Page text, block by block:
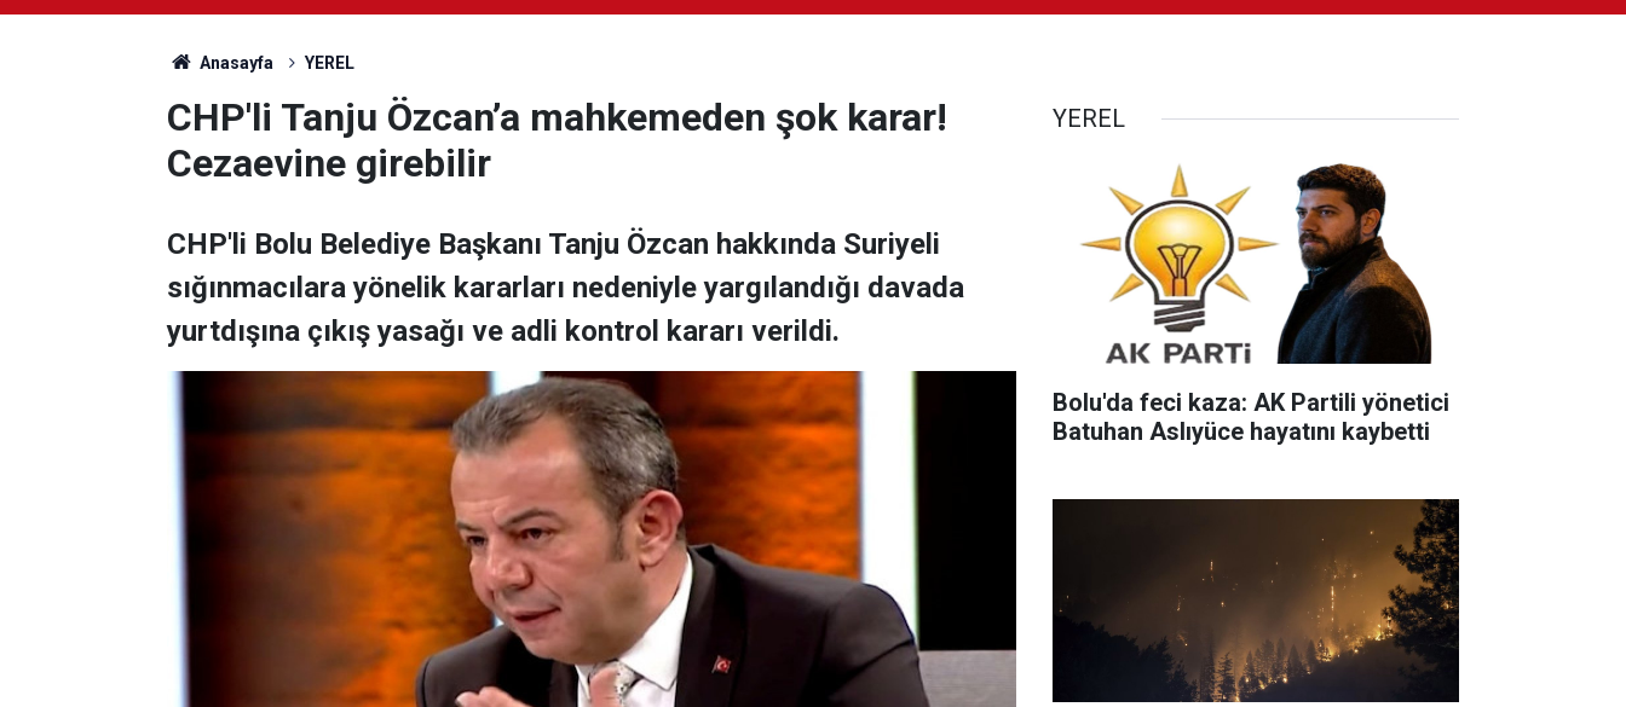
Anasayfa YEREL
CHP'li Tanju Özcan’a mahkemeden şok karar!
Cezaevine girebilir
CHP'li Bolu Belediye Başkanı Tanju Özcan hakkında Suriyeli
sığınmacılara yönelik kararları nedeniyle yargılandığı davada
yurtdışına çıkış yasağı ve adli kontrol kararı verildi.
YEREL
Bolu'da feci kaza: AK Partili yönetici
Batuhan Aslıyüce hayatını kaybetti